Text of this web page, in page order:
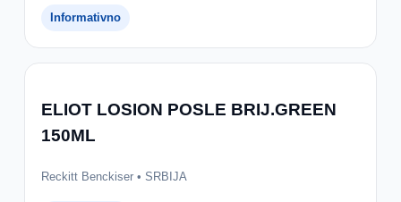
Informativno
ELIOT LOSION POSLE BRIJ.GREEN
150ML
Reckitt Benckiser • SRBIJA